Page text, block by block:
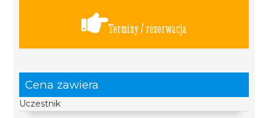
Terminy / rezerwacja
Cena zawiera
Uczestnik